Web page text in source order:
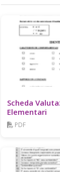
Scheda
Elementari
PDF